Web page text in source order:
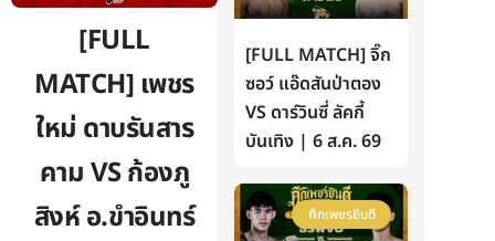
[FULL
MATCH] เพชร
ใหม่ ดาบรันสาร
คาม VS ก้องภู
สิงห์ อ.ขำอินทร์
[FULL MATCH] จิ๊ก
ซอว์ แอ๊ดสันป่าตอง
VS ดาร์วินซี่ ลัคกี้
บันเทิง | 6 ส.ค. 69
ศึกเพชรยินดี